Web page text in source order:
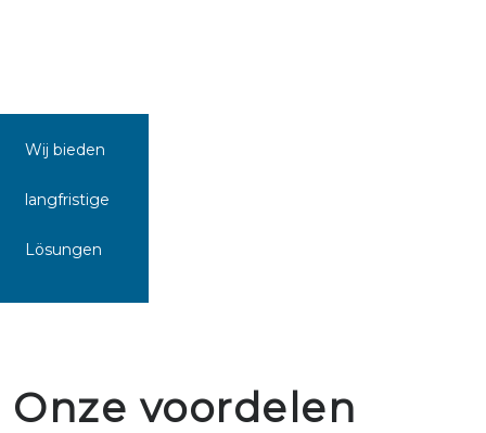
Wij bieden
langfristige
Lösungen
Onze voordelen